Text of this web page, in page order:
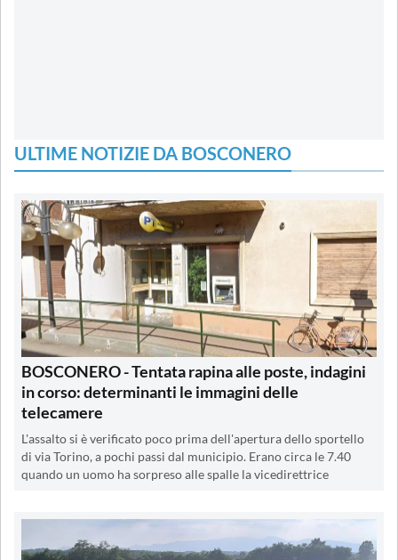
ULTIME NOTIZIE DA BOSCONERO
BOSCONERO - Tentata rapina alle poste, indagini
in corso: determinanti le immagini delle
telecamere
L'assalto si è verificato poco prima dell'apertura dello sportello
di via Torino, a pochi passi dal municipio. Erano circa le 7.40
quando un uomo ha sorpreso alle spalle la vicedirettrice